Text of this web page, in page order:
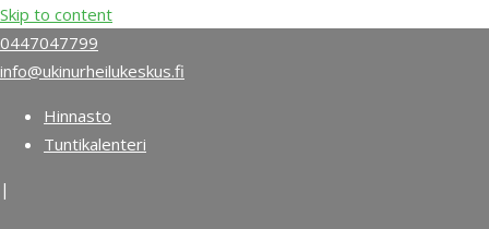
Skip to content
0447047799
info@ukinurheilukeskus.fi
Hinnasto
Tuntikalenteri
|